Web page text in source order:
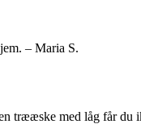
– Maria S.
trææske med låg får du